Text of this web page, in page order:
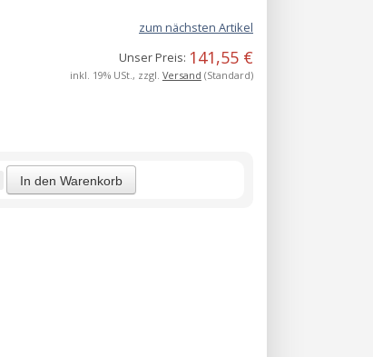
zum nächsten Artikel
Unser Preis: 141,55 €
inkl. 19% USt., zzgl. Versand (Standard)
In den Warenkorb